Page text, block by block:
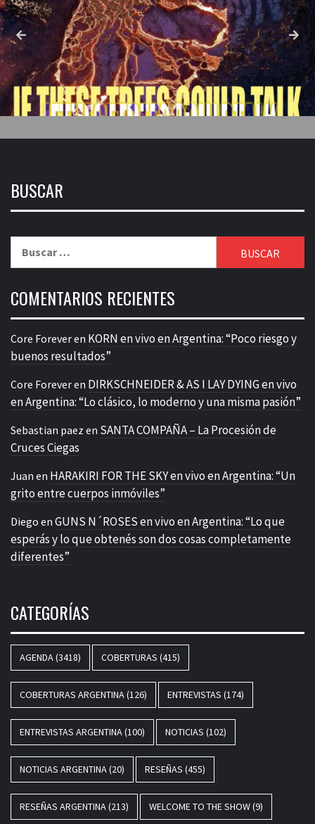
BUSCAR
COMENTARIOS RECIENTES
Core Foreveren KORN en vivo en Argentina: “Poco riesgo y
buenos resultados”
Core Foreveren DIRKSCHNEIDER & AS I LAY DYING en vivo
en Argentina: “Lo clásico, lo moderno y una misma pasión”
Sebastian paez en SANTA COMPAÑA – La Procesión de
Cruces Ciegas
Juan en HARAKIRI FOR THE SKY en vivo en Argentina: “Un
grito entre cuerpos inmóviles”
Diego en GUNS N´ROSES en vivo en Argentina: “Lo que
esperás y lo que obtenés son dos cosas completamente
diferentes”
CATEGORÍAS
AGENDA(3418) COBERTURAS (415)
COBERTURAS ARGENTINA(126) ENTREVISTAS (174)
ENTREVISTAS ARGENTINA(100) NOTICIAS (102)
NOTICIAS ARGENTINA(20) RESEÑAS (455)
RESEÑAS ARGENTINA(213) WELCOME TO THE SHOW(9)